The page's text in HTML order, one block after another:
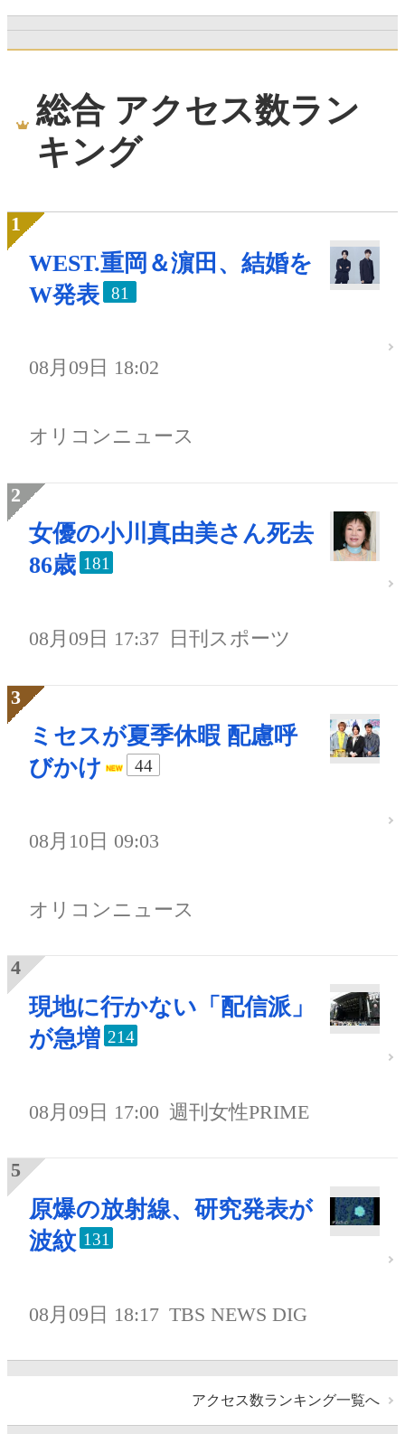
総合 アクセス数ラン
キング
WEST.重岡＆濵田、結婚を
W発表
81
08月09日 18:02
オリコンニュース
女優の小川真由美さん死去
86歳 181
08月09日 17:37 日刊スポーツ
ミセスが夏季休暇 配慮呼
びかけ
44
08月10日 09:03
オリコンニュース
現地に行かない「配信派」
が急増 214
08月09日 17:00 週刊女性PRIME
原爆の放射線、研究発表が
波紋 131
08月09日 18:17 TBS NEWS DIG
アクセス数ランキング一覧へ